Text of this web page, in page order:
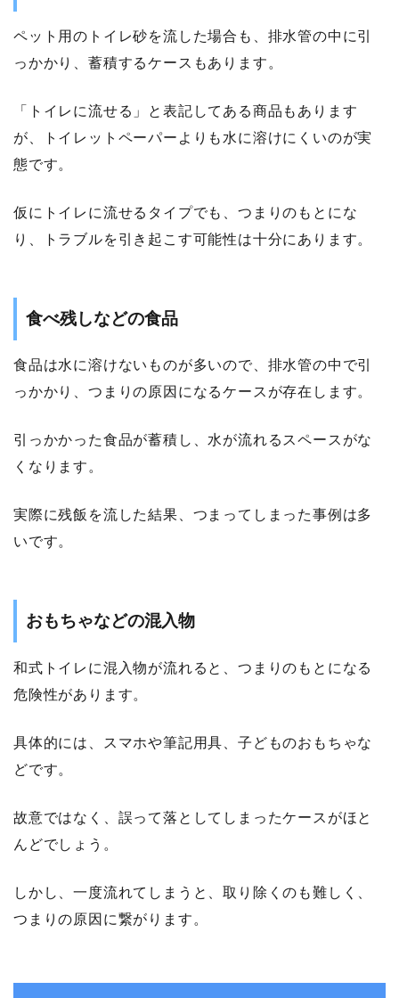
ペット用のトイレ砂を流した場合も、排水管の中に引
っかかり、蓄積するケースもあります。
「トイレに流せる」と表記してある商品もあります
が、トイレットペーパーよりも水に溶けにくいのが実
態です。
仮にトイレに流せるタイプでも、つまりのもとにな
り、トラブルを引き起こす可能性は十分にあります。
食べ残しなどの食品
食品は水に溶けないものが多いので、排水管の中で引
っかかり、つまりの原因になるケースが存在します。
引っかかった食品が蓄積し、水が流れるスペースがな
くなります。
実際に残飯を流した結果、つまってしまった事例は多
いです。
おもちゃなどの混入物
和式トイレに混入物が流れると、つまりのもとになる
危険性があります。
具体的には、スマホや筆記用具、子どものおもちゃな
どです。
故意ではなく、誤って落としてしまったケースがほと
んどでしょう。
しかし、一度流れてしまうと、取り除くのも難しく、
つまりの原因に繋がります。